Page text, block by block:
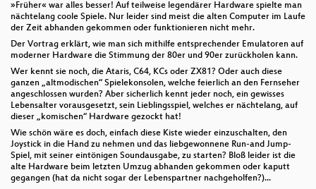
»Früher« war alles besser! Auf teilweise legendärer Hardware spielte man
nächtelang coole Spiele. Nur leider sind meist die alten Computer im Laufe
der Zeit abhanden gekommen oder funktionieren nicht mehr.
Der Vortrag erklärt, wie man sich mithilfe entsprechender Emulatoren auf
moderner Hardware die Stimmung der 80er und 90er zurückholen kann.
Wer kennt sie noch, die Ataris, C64, KCs oder ZX81? Oder auch diese
ganzen „altmodischen“ Spielekonsolen, welche feierlich an den Fernseher
angeschlossen wurden? Aber sicherlich kennt jeder noch, ein gewisses
Lebensalter vorausgesetzt, sein Lieblingsspiel, welches er nächtelang, auf
dieser „komischen“ Hardware gezockt hat!
Wie schön wäre es doch, einfach diese Kiste wieder einzuschalten, den
Joystick in die Hand zu nehmen und das liebgewonnene Run-and Jump-
Spiel, mit seiner eintönigen Soundausgabe, zu starten? Bloß leider ist die
alte Hardware beim letzten Umzug abhanden gekommen oder kaputt
gegangen (hat da nicht sogar der Lebenspartner nachgeholfen?)...